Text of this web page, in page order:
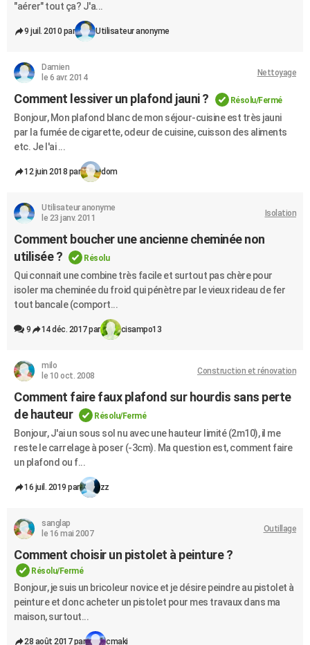
"aérer" tout ça? J'a...
9 juil. 2010 par Utilisateur anonyme
Damien
le 6 avr. 2014
Nettoyage
Comment lessiver un plafond jauni ? Résolu/Fermé
Bonjour, Mon plafond blanc de mon séjour-cuisine est très jauni
par la fumée de cigarette, odeur de cuisine, cuisson des aliments
etc. Je l'ai ...
12 juin 2018 par dom
Utilisateur anonyme
le 23 janv. 2011
Isolation
Comment boucher une ancienne cheminée non
utilisée ?
Résolu
Qui connait une combine très facile et surtout pas chère pour
isoler ma cheminée du froid qui pénètre par le vieux rideau de fer
tout bancale (comport...
9 14 déc. 2017 par cisampo13
milo
le 10 oct. 2008
Construction et rénovation
Comment faire faux plafond sur hourdis sans perte
de hauteur
Résolu/Fermé
Bonjour, J'ai un sous sol nu avec une hauteur limité (2m10), il me
reste le carrelage à poser (-3cm). Ma question est, comment faire
un plafond ou f...
16 juil. 2019 par zz
sanglap
le 16 mai 2007
Outillage
Comment choisir un pistolet à peinture ?
Résolu/Fermé
Bonjour, je suis un bricoleur novice et je désire peindre au pistolet à
peinture et donc acheter un pistolet pour mes travaux dans ma
maison, surtout...
28 août 2017 par cmaki